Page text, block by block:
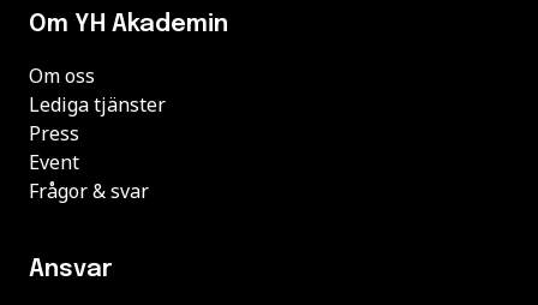
Om YH Akademin
Om oss
Lediga tjänster
Press
Event
Frågor & svar
Ansvar